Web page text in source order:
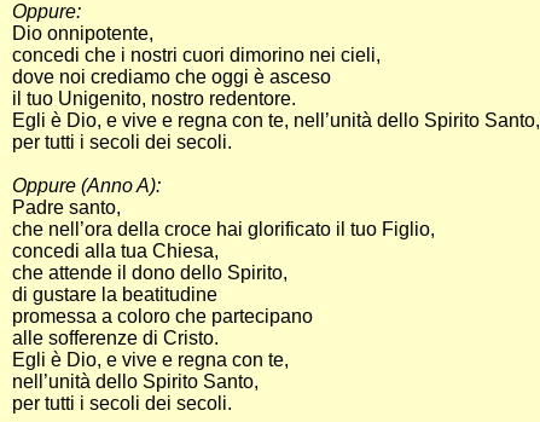
Oppure:
Dio onnipotente,
concedi che i nostri cuori dimorino nei cieli,
dove noi crediamo che oggi è asceso
il tuo Unigenito, nostro redentore.
Egli è Dio, e vive e regna con te, nell’unità dello Spirito Santo,
per tutti i secoli dei secoli.
Oppure (Anno A):
Padre santo,
che nell’ora della croce hai glorificato il tuo Figlio,
concedi alla tua Chiesa,
che attende il dono dello Spirito,
di gustare la beatitudine
promessa a coloro che partecipano
alle sofferenze di Cristo.
Egli è Dio, e vive e regna con te,
nell’unità dello Spirito Santo,
per tutti i secoli dei secoli.